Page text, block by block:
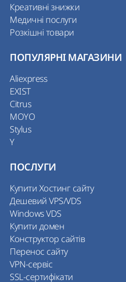
Креативні знижки
Медичні послуги
Розкішні товари
ПОПУЛЯРНІ МАГАЗИНИ
Aliexpress
EXIST
Citrus
MOYO
Stylus
Y
ПОСЛУГИ
Купити Хостинг сайту
Дешевий VPS/VDS
Windows VDS
Купити домен
Конструктор сайтів
Перенос сайту
VPN-сервіс
SSL-сертифікати